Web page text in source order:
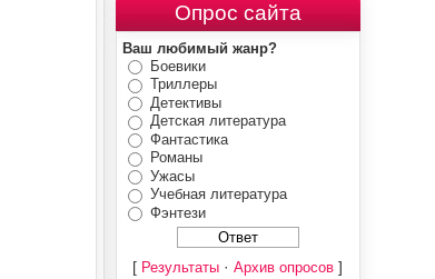
Опрос сайта
Ваш любимый жанр?
Боевики
Триллеры
Детективы
Детская литература
Фантастика
Романы
Ужасы
Учебная литература
Фэнтези
[ Результаты ·Архив опросов ]